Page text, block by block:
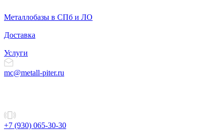
Металлобазы в СПб и ЛО
Доставка
Услуги
mc@metall-piter.ru
+7 (930) 065-30-30